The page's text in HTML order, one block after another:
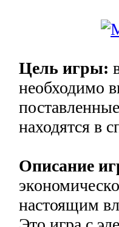
Цель игры:
необходимо
находятся в
Описание
настоящим